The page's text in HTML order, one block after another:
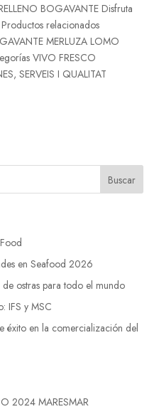
BOGAVANTE Disfruta
relacionados
MERLUZA LOMO
VIVO FRESCO
SERVEIS I QUALITAT
en Seafood 2026
de ostras para todo el mundo
IFS y MSC
éxito en la comercialización del
2024 MARESMAR